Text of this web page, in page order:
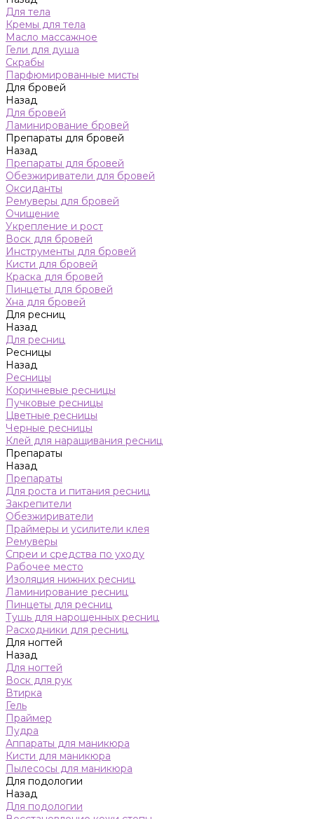
Для тела
Кремы для тела
Масло массажное
Гели для душа
Скрабы
Парфюмированные мисты
Для бровей
Назад
Для бровей
Ламинирование бровей
Препараты для бровей
Назад
Препараты для бровей
Обезжириватели для бровей
Оксиданты
Ремуверы для бровей
Очищение
Укрепление и рост
Воск для бровей
Инструменты для бровей
Кисти для бровей
Краска для бровей
Пинцеты для бровей
Хна для бровей
Для ресниц
Назад
Для ресниц
Ресницы
Назад
Ресницы
Коричневые ресницы
Пучковые ресницы
Цветные ресницы
Черные ресницы
Клей для наращивания ресниц
Препараты
Назад
Препараты
Для роста и питания ресниц
Закрепители
Обезжириватели
Праймеры и усилители клея
Ремуверы
Спреи и средства по уходу
Рабочее место
Изоляция нижних ресниц
Ламинирование ресниц
Пинцеты для ресниц
Тушь для нарощенных ресниц
Расходники для ресниц
Для ногтей
Назад
Для ногтей
Воск для рук
Втирка
Гель
Праймер
Пудра
Аппараты для маникюра
Кисти для маникюра
Пылесосы для маникюра
Для подологии
Назад
Для подологии